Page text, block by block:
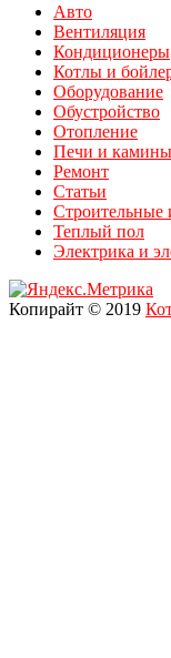
Авто
Вентиляция
Кондиционеры
Котлы и
Оборудование
Обустройство
Отопление
Печи и камины
Ремонт
Статьи
Строительные
Теплый пол
Электрика и
Копирайт © 2019